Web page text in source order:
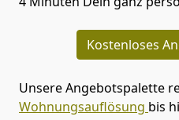
Kostenloses
Unsere Angebotspalette
Wohnungsauflösung bis